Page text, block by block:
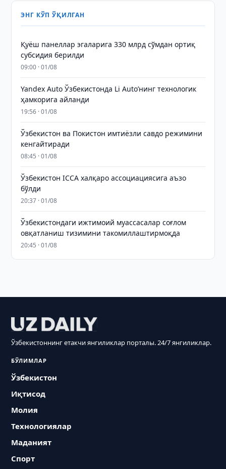
ЭНГ КЎП ЎҚИЛГАН
Қуёш панеллар эгаларига 330 млрд сўмдан ортиқ
субсидия берилди
09:00 · 01/08
Yandex Auto Ўзбекистонда Li Auto’нинг технологик
ҳамкорига айланди
19:56 · 01/08
Ўзбекистон ва Покистон имтиёзли савдо режимини
кенгайтиради
08:45 · 01/08
Ўзбекистон ICCA халқаро ассоциациясига аъзо
бўлди
20:37 · 01/08
Ўзбекистондаги ижтимоий муассасалар соғлом
овқатланиш тизимини такомиллаштирмоқда
20:45 · 01/08
Ўзбекистоннинг етакчи янгиликлар порталы. 24/7 янгиликлар.
БЎЛИМЛАР
Ўзбекистон
Иқтисод
Молия
Технологиялар
Маданият
Спорт